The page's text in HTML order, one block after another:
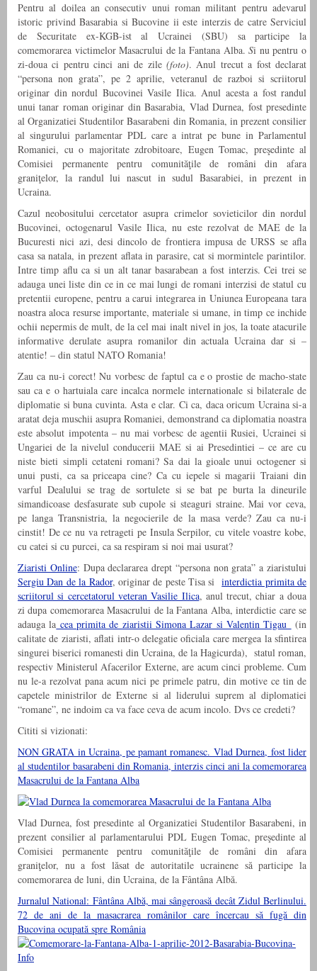
Pentru al doilea an consecutiv unui roman militant pentru adevarul
istoric privind Basarabia si Bucovine ii este interzis de catre Serviciul
de Securitate ex-KGB-ist al Ucrainei (SBU) sa participe la
comemorarea victimelor Masacrului de la Fantana Alba. Si nu pentru o
zi-doua ci pentru cinci ani de zile(foto). Anul trecut a fost declarat
“persona non grata”, pe 2 aprilie, veteranul de razboi si scriitorul
originar din nordul Bucovinei Vasile Ilica. Anul acesta a fost randul
unui tanar roman originar din Basarabia, Vlad Durnea, fost presedinte
al Organizatiei Studentilor Basarabeni din Romania, in prezent consilier
al singurului parlamentar PDL care a intrat pe bune in Parlamentul
Romaniei, cu o majoritate zdrobitoare, Eugen Tomac, preşedinte al
Comisiei permanente pentru comunităţile de români din afara
graniţelor, la randul lui nascut in sudul Basarabiei, in prezent in
Ucraina.
Cazul neobositului cercetator asupra crimelor sovieticilor din nordul
Bucovinei, octogenarul Vasile Ilica, nu este rezolvat de MAE de la
Bucuresti nici azi, desi dincolo de frontiera impusa de URSS se afla
casa sa natala, in prezent aflata in parasire, cat si mormintele parintilor.
Intre timp aflu ca si un alt tanar basarabean a fost interzis. Cei trei se
adauga unei liste din ce in ce mai lungi de romani interzisi de statul cu
pretentii europene, pentru a carui integrarea in Uniunea Europeana tara
noastra aloca resurse importante, materiale si umane, in timp ce inchide
ochii nepermis de mult, de la cel mai inalt nivel in jos, la toate atacurile
informative derulate asupra romanilor din actuala Ucraina dar si –
atentie! – din statul NATO Romania!
Zau ca nu-i corect! Nu vorbesc de faptul ca e o prostie de macho-state
sau ca e o hartuiala care incalca normele internationale si bilaterale de
diplomatie si buna cuvinta. Asta e clar. Ci ca, daca oricum Ucraina si-a
aratat deja muschii asupra Romaniei, demonstrand ca diplomatia noastra
este absolut impotenta – nu mai vorbesc de agentii Rusiei, Ucrainei si
Ungariei de la nivelul conducerii MAE si ai Presedintiei – ce are cu
niste bieti simpli cetateni romani? Sa dai la gioale unui octogener si
unui pusti, ca sa priceapa cine? Ca cu iepele si magarii Traiani din
varful Dealului se trag de sortulete si se bat pe burta la dineurile
simandicoase desfasurate sub cupole si steaguri straine. Mai vor ceva,
pe langa Transnistria, la negocierile de la masa verde? Zau ca nu-i
cinstit! De ce nu va retrageti pe Insula Serpilor, cu vitele voastre kobe,
cu catei si cu purcei, ca sa respiram si noi mai usurat?
Ziaristi Online: Dupa declararea drept “persona non grata” a ziaristului
Sergiu Dan de la Rador, originar de peste Tisa siinterdictia primita de
scriitorul si cercetatorul veteran Vasilie Ilica, anul trecut, chiar a doua
zi dupa comemorarea Masacrului de la Fantana Alba, interdictie care se
adauga la cea primita de ziaristii Simona Lazar si Valentin Tigau
(in
calitate de ziaristi, aflati intr-o delegatie oficiala care mergea la sfintirea
singurei biserici romanesti din Ucraina, de la Hagicurda), statul roman,
respectiv Ministerul Afacerilor Externe, are acum cinci probleme. Cum
nu le-a rezolvat pana acum nici pe primele patru, din motive ce tin de
capetele ministrilor de Externe si al liderului suprem al diplomatiei
“romane”, ne indoim ca va face ceva de acum incolo. Dvs ce credeti?
Cititi si vizionati:
NON GRATA in Ucraina, pe pamant romanesc. Vlad Durnea, fost lider
al studentilor basarabeni din Romania, interzis cinci ani la comemorarea
Masacrului de la Fantana Alba
Vlad Durnea, fost presedinte al Organizatiei Studentilor Basarabeni, in
prezent consilier al parlamentarului PDL Eugen Tomac, preşedinte al
Comisiei permanente pentru comunităţile de români din afara
graniţelor, nu a fost lăsat de autoritatile ucrainene să participe la
comemorarea de luni, din Ucraina, de la Fântâna Albă.
Jurnalul National: Fântâna Albă, mai sângeroasă decât Zidul Berlinului.
72 de ani de la masacrarea românilor care încercau să fugă din
Bucovina ocupată spre România